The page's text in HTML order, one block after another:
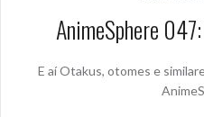
AnimeSphere
E aí Otakus, otomes e